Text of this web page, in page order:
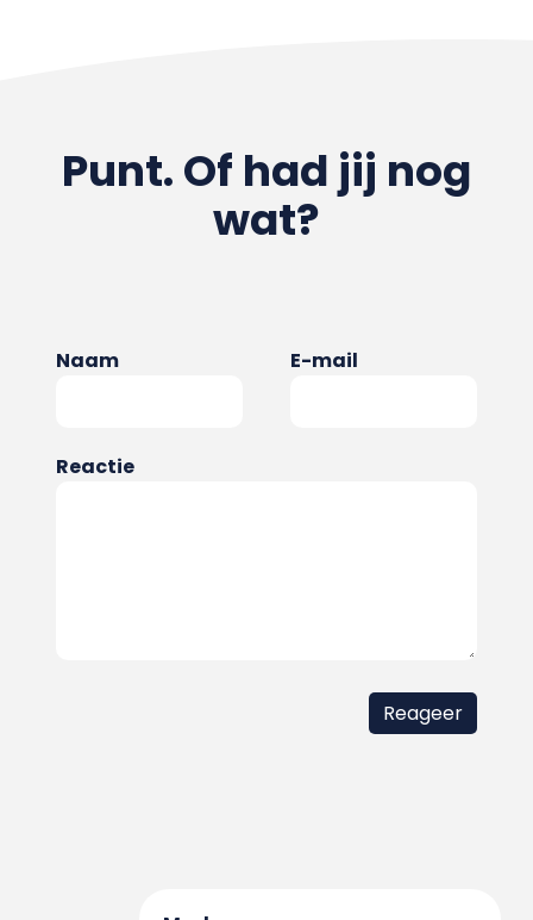
Punt. Of had jij nog
wat?
Naam E-mail
Reactie